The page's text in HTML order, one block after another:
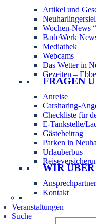
Artikel und
Wochen-News
BadeWerk
Mediathek
Webcams
Das Wetter in
Gezeiten –
FRAGEN
Anreise
Carsharing-
Checkliste für
E-Tankstelle/
Gästebeitrag
Parken in
Urlauberbus
WIR ÜBER
Ansprechpartner
Kontakt
Veranstaltungen
Suche